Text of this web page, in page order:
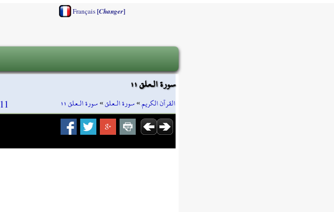
Français[Changer]
سورة الـعلق ١١
القرآن الكريم»سورة الـعلق»سورة الـعلق ١١